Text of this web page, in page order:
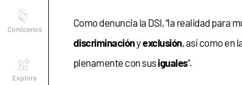
Como denuncia la DSI, “la realidad para
discriminaciónyexclusión, así como en
plenamente con susiguales”.